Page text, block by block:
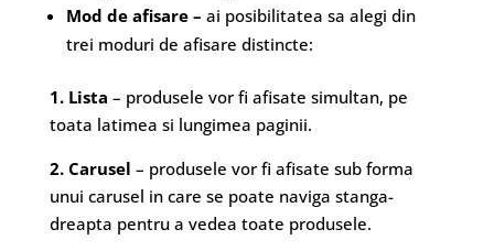
Mod de afisare – ai posibilitatea sa alegi din
trei moduri de afisare distincte:
1. Lista – produsele vor fi afisate simultan, pe
toata latimea si lungimea paginii.
2. Carusel – produsele vor fi afisate sub forma
unui carusel in care se poate naviga stanga-
dreapta pentru a vedea toate produsele.